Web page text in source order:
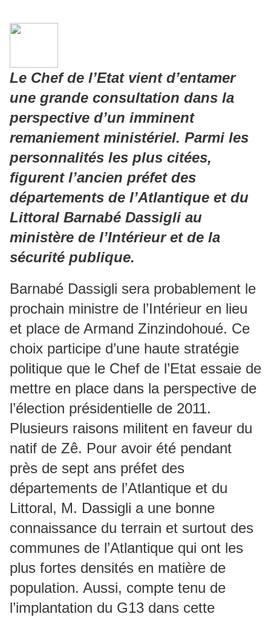
Le Chef de l’Etat vient d’entamer
une grande consultation dans la
perspective d’un imminent
remaniement ministériel. Parmi les
personnalités les plus citées,
figurent l’ancien préfet des
départements de l’Atlantique et du
Littoral Barnabé Dassigli au
ministère de l’Intérieur et de la
sécurité publique.
Barnabé Dassigli sera probablement le
prochain ministre de l’Intérieur en lieu
et place de Armand Zinzindohoué. Ce
choix participe d’une haute stratégie
politique que le Chef de l’Etat essaie de
mettre en place dans la perspective de
l’élection présidentielle de 2011.
Plusieurs raisons militent en faveur du
natif de Zê. Pour avoir été pendant
près de sept ans préfet des
départements de l’Atlantique et du
Littoral, M. Dassigli a une bonne
connaissance du terrain et surtout des
communes de l’Atlantique qui ont les
plus fortes densités en matière de
population. Aussi, compte tenu de
l’implantation du G13 dans cette